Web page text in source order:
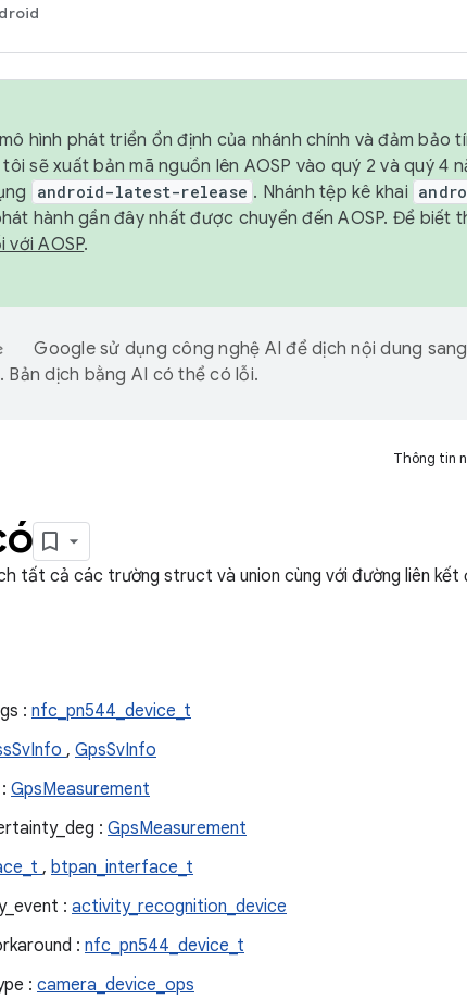
hình phát triển ổn định của nhánh chính và đảm bảo
sẽ xuất bản mã nguồn lên AOSP vào quý 2 và quý 4
android-latest-release . Nhánh tệp kê khai
hành gần đây nhất được chuyển đến AOSP. Để biết
với AOSP.
Google sử dụng công nghệ AI để dịch nội dung
Bản dịch bằng AI có thể có lỗi.
Thông tin
tất cả các trường struct và union cùng với đường liên
: nfc_pn544_device_t
, GpsSvInfo
GpsMeasurement
: GpsMeasurement
, btpan_interface_t
: activity_recognition_device
: nfc_pn544_device_t
: camera_device_ops